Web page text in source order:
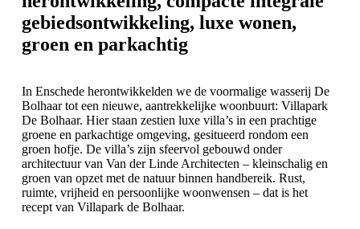
gebiedsontwikkeling, luxe wonen,
groen en parkachtig
In Enschede herontwikkelden we de voormalige wasserij De
Bolhaar tot een nieuwe, aantrekkelijke woonbuurt: Villapark
De Bolhaar. Hier staan zestien luxe villa’s in een prachtige
groene en parkachtige omgeving, gesitueerd rondom een
groen hofje. De villa’s zijn sfeervol gebouwd onder
architectuur van Van der Linde Architecten – kleinschalig en
groen van opzet met de natuur binnen handbereik. Rust,
ruimte, vrijheid en persoonlijke woonwensen – dat is het
recept van Villapark de Bolhaar.